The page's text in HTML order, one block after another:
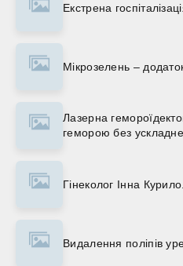
Екстрена
Мікрозелень –
Лазерна
геморою без
Гінеколог Інна
Видалення поліпів